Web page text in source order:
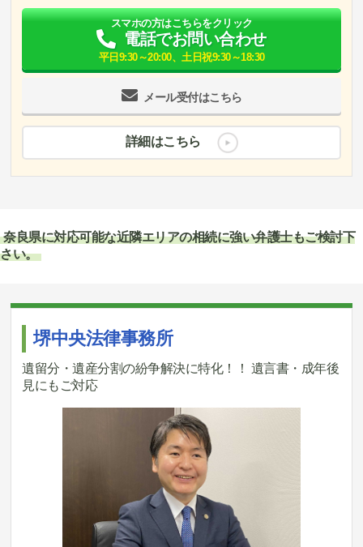
メール受付はこちら
スマホの方はこちらをクリック
電話でお問い合わせ
平日9:30～20:00、土日祝9:30～18:30
詳細はこちら
奈良県に対応可能な近隣エリアの相続に強い弁護士もご検討下
さい。
堺中央法律事務所
遺留分・遺産分割の紛争解決に特化！！ 遺言書・成年後
見にもご対応